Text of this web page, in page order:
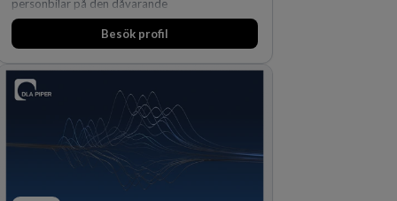
personbilar på den dåvarande
huvudanläggningen i Värnamo. Sedan dess har
man expanderat kraftigt genom ett antal
den största privata återförsäljaren av Volvo
Lastvagnar och finns representerade på 20
orter i södra Sverige.
Besök profil